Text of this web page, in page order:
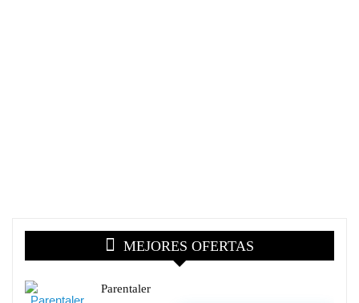
MEJORES OFERTAS
Parentaler